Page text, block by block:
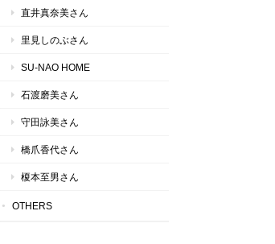
直井真奈美さん
里見しのぶさん
SU-NAO HOME
石渡磨美さん
守田詠美さん
橋爪香代さん
榎本至男さん
OTHERS